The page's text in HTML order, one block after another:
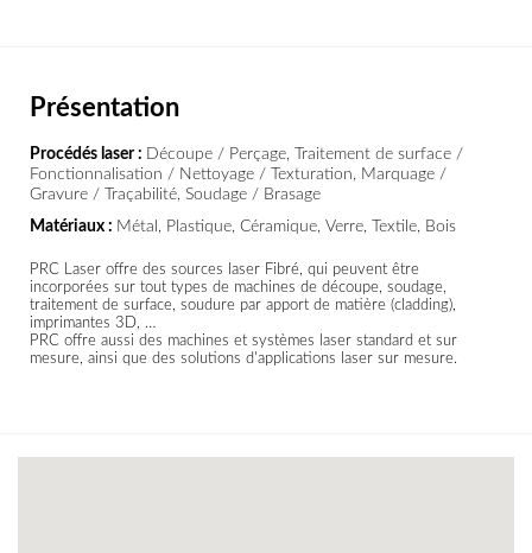
Présentation
Procédés laser : Découpe / Perçage, Traitement de surface /
Fonctionnalisation / Nettoyage / Texturation, Marquage /
Gravure / Traçabilité, Soudage / Brasage
Matériaux : Métal, Plastique, Céramique, Verre, Textile, Bois
PRC Laser offre des sources laser Fibré, qui peuvent être
incorporées sur tout types de machines de découpe, soudage,
traitement de surface, soudure par apport de matière (cladding),
imprimantes 3D, …
PRC offre aussi des machines et systèmes laser standard et sur
mesure, ainsi que des solutions d'applications laser sur mesure.